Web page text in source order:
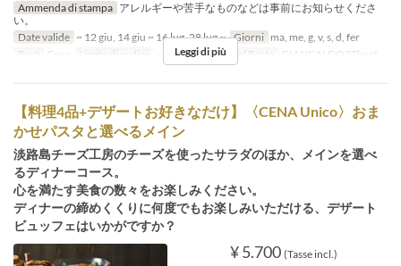
Ammenda di stampa アレルギーや苦手なものなどは事前にお知らせくださ
い。
Date valide ~ 12 giu, 14 giu ~ 16 lug, 28 lug ~ Giorni ma, me, g, v, s, d, fer
Pasti
Cena Limite di ordini ~ 15 Categoria del Posto GIANCALDO3Theat
Leggi di più
【料理4品+デザートお好きなだけ】〈CENA Unico〉おま
かせパスタと選べるメイン
淡路島チーズ工房のチーズを使ったサラダのほか、メインを選べ
るディナーコース。
心を満たす美食の数々をお楽しみください。
ディナーの締めくくりに何度でもお楽しみいただける、デザート
ビュッフェはいかがですか？
¥ 5.700 (Tasse incl.)